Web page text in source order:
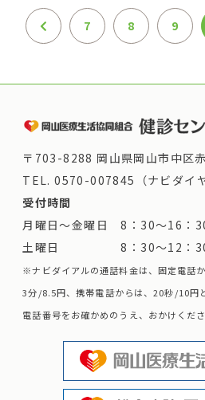
7 8 9
〒703-8288 岡山県岡山市中区
TEL.0570-007845（ナビダイヤ
受付時間
月曜日～金曜日 8：30～16：
土曜日 8：30～12：
※ナビダイアルの通話料金は、固定電話
3分/8.5円、携帯電話からは、20秒/10円
電話番号をお確かめのうえ、おかけくださ